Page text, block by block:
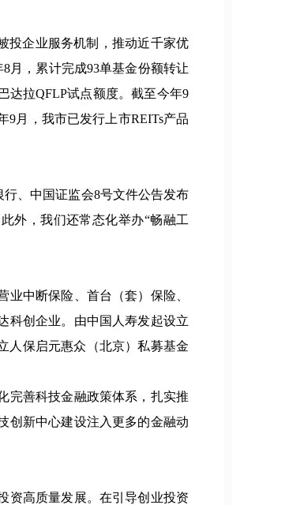
投企业服务机制，推动近千家优
月，累计完成93单基金份额转让
达拉QFLP试点额度。截至今年9
9月，我市已发行上市REITs产品
、中国证监会8号文件公告发布
外，我们还常态化举办“畅融工
中断保险、首台（套）保险、
科创企业。由中国人寿发起设立
人保启元惠众（北京）私募基金
完善科技金融政策体系，扎实推
创新中心建设注入更多的金融动
资高质量发展。在引导创业投资